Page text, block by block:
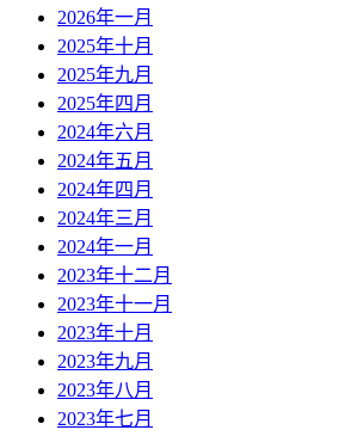
2026年一月
2025年十月
2025年九月
2025年四月
2024年六月
2024年五月
2024年四月
2024年三月
2024年一月
2023年十二月
2023年十一月
2023年十月
2023年九月
2023年八月
2023年七月